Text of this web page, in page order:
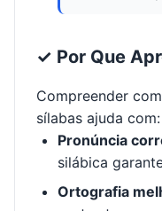
✓ Por Que
Compreender
sílabas ajuda com:
Pronúncia
silábica
Ortografia